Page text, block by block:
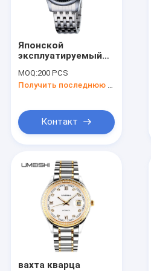
Контакты
Непрерывнодискретные
Многофункциональные
Цифровые часы экрана
Наручные часы СИД цифров
Цифровые часы людей
Многофункциональный
Дозор ремня металла
Японской
эксплуатируемый
вахты 50m кварца
нержавеющей
MOQ:200 PCS
Контакт
вахта кварца